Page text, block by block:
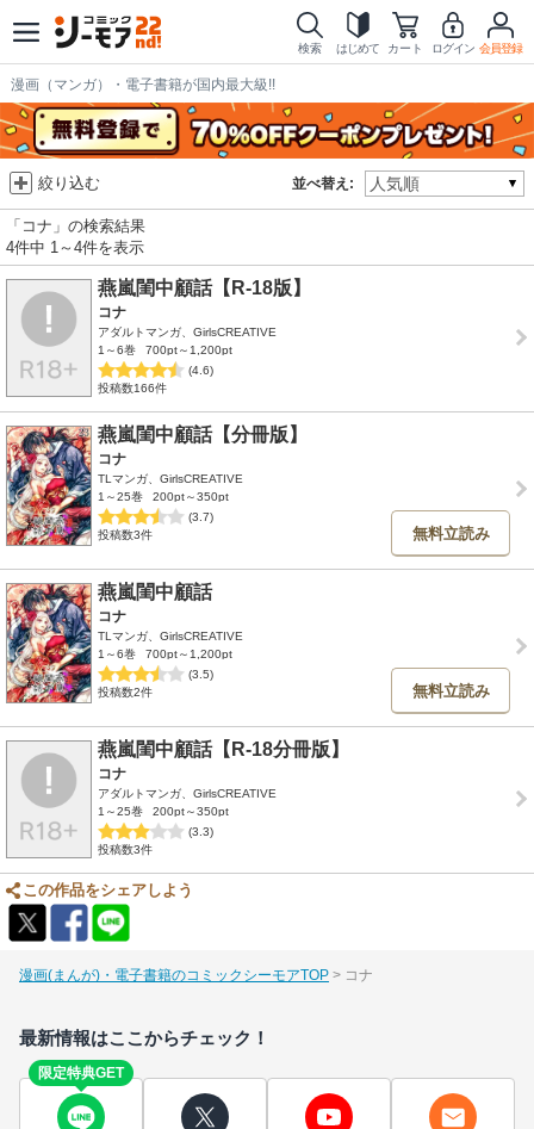
検索 はじめて カート ログイン 会員登録
漫画（マンガ）・電子書籍が国内最大級!!
並べ替え:
絞り込む
「コナ」の検索結果
4件中 1～4件を表示
燕嵐閨中顧話【R-18版】
コナ
アダルトマンガ、GirlsCREATIVE
1～6巻
700pt～1,200pt
(4.6)
投稿数166件
燕嵐閨中顧話【分冊版】
コナ
TLマンガ、GirlsCREATIVE
1～25巻
200pt～350pt
(3.7)
投稿数3件
無料立読み
燕嵐閨中顧話
コナ
TLマンガ、GirlsCREATIVE
1～6巻
700pt～1,200pt
(3.5)
投稿数2件
無料立読み
燕嵐閨中顧話【R-18分冊版】
コナ
アダルトマンガ、GirlsCREATIVE
1～25巻
200pt～350pt
(3.3)
投稿数3件
この作品をシェアしよう
漫画(まんが)・電子書籍のコミックシーモアTOP コナ
最新情報はここからチェック！
限定特典GET